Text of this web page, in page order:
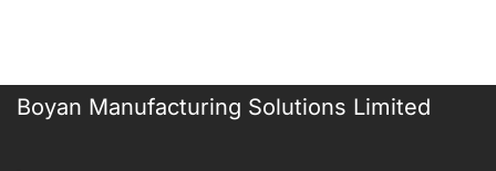
Boyan Manufacturing Solutions Limited